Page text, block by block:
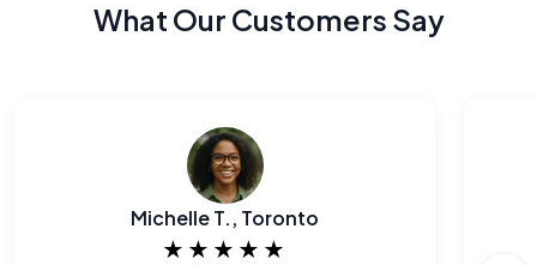
What Our Customers Say
Michelle T., Toronto
★★★★★